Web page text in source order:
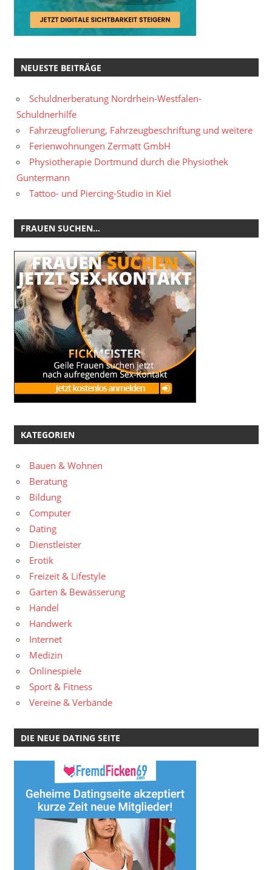
NEUESTE BEITRÄGE
Schuldnerberatung Nordrhein-Westfalen-
Schuldnerhilfe
Fahrzeugfolierung, Fahrzeugbeschriftung und weitere
Ferienwohnungen Zermatt GmbH
Physiotherapie Dortmund durch die Physiothek
Guntermann
Tattoo- und Piercing-Studio in Kiel
FRAUEN SUCHEN…
KATEGORIEN
Bauen & Wohnen
Beratung
Bildung
Computer
Dating
Dienstleister
Erotik
Freizeit & Lifestyle
Garten & Bewässerung
Handel
Handwerk
Internet
Medizin
Onlinespiele
Sport & Fitness
Vereine & Verbände
DIE NEUE DATING SEITE